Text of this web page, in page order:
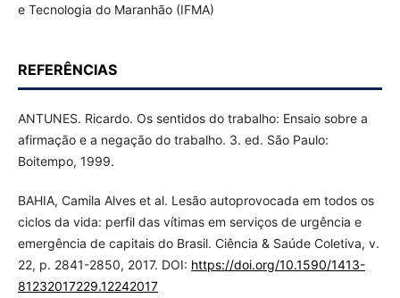
e Tecnologia do Maranhão (IFMA)
REFERÊNCIAS
ANTUNES. Ricardo. Os sentidos do trabalho: Ensaio sobre a
afirmação e a negação do trabalho. 3. ed. São Paulo:
Boitempo, 1999.
BAHIA, Camila Alves et al. Lesão autoprovocada em todos os
ciclos da vida: perfil das vítimas em serviços de urgência e
emergência de capitais do Brasil. Ciência & Saúde Coletiva, v.
22, p. 2841-2850, 2017. DOI: https://doi.org/10.1590/1413-
81232017229.12242017